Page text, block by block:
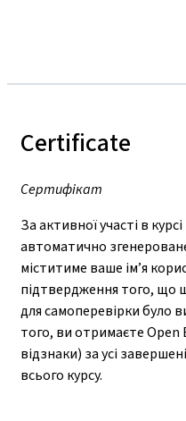
Certificate
Сертифікат
За активної участі в
автоматично
міститиме ваше ім’я
підтвердження того, що
для самоперевірки було
того, ви отримаєте Open
відзнаки) за усі
всього курсу.